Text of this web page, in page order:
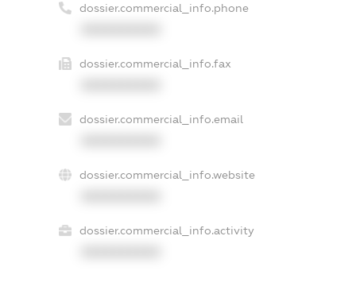
dossier.commercial_info.phone
dossier.commercial_info.fax
dossier.commercial_info.email
dossier.commercial_info.website
dossier.commercial_info.activity